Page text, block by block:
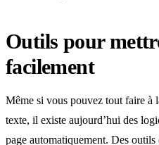
Outils pour
facilement
Même si vous pouvez tout faire à
texte, il existe aujourd’hui des
page automatiquement. Des outils